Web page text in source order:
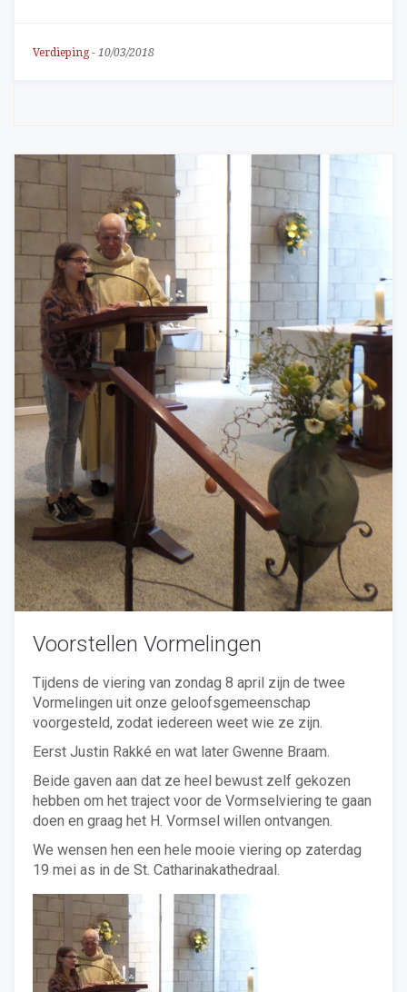
Verdieping- 10/03/2018
Voorstellen Vormelingen
Tijdens de viering van zondag 8 april zijn de twee
Vormelingen uit onze geloofsgemeenschap
voorgesteld, zodat iedereen weet wie ze zijn.
Eerst Justin Rakké en wat later Gwenne Braam.
Beide gaven aan dat ze heel bewust zelf gekozen
hebben om het traject voor de Vormselviering te gaan
doen en graag het H. Vormsel willen ontvangen.
We wensen hen een hele mooie viering op zaterdag
19 mei as in de St. Catharinakathedraal.